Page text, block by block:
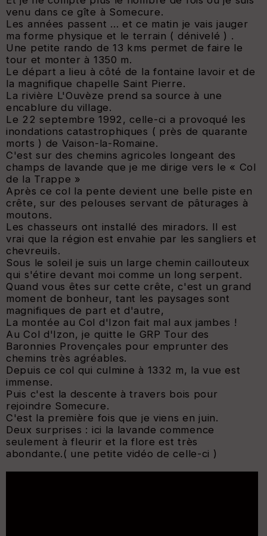
venu dans ce gîte à Somecure.
Les années passent ... et ce matin je vais jauger
ma forme physique et le terrain ( dénivelé ) .
Une petite rando de 13 kms permet de faire le
tour et monter à 1350 m.
Le départ a lieu à côté de la fontaine lavoir et de
la magnifique chapelle Saint Pierre.
La rivière L'Ouvèze prend sa source à une
encablure du village.
Le 22 septembre 1992, celle-ci a provoqué les
inondations catastrophiques ( près de quarante
morts ) de Vaison-la-Romaine.
C'est sur des chemins agricoles longeant des
champs de lavande que je me dirige vers le « Col
de la Trappe »
Après ce col la pente devient une belle piste en
crête, sur des pelouses servant de pâturages à
moutons.
Les chasseurs ont installé des miradors. Il est
vrai que la région est envahie par les sangliers et
chevreuils.
Sous le soleil je suis un large chemin caillouteux
qui s'étire devant moi comme un long serpent.
Quand vous êtes sur cette crête, c'est un grand
moment de bonheur, tant les paysages sont
magnifiques de part et d'autre,
La montée au Col d'Izon fait mal aux jambes !
Au Col d'Izon, je quitte le GRP Tour des
Baronnies Provençales pour emprunter des
chemins très agréables.
Depuis ce col qui culmine à 1332 m, la vue est
immense.
Puis c'est la descente à travers bois pour
rejoindre Somecure.
C'est la première fois que je viens en juin.
Deux surprises : ici la lavande commence
seulement à fleurir et la flore est très
abondante.( une petite vidéo de celle-ci )